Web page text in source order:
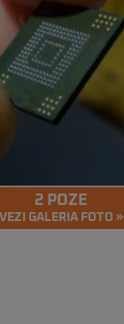
2 POZE
VEZI GALERIA FOTO »